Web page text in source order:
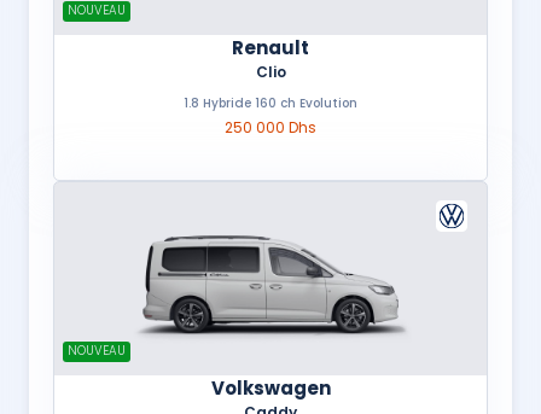
NOUVEAU
Renault
Clio
1.8 Hybride 160 ch Evolution
250 000 Dhs
NOUVEAU
Volkswagen